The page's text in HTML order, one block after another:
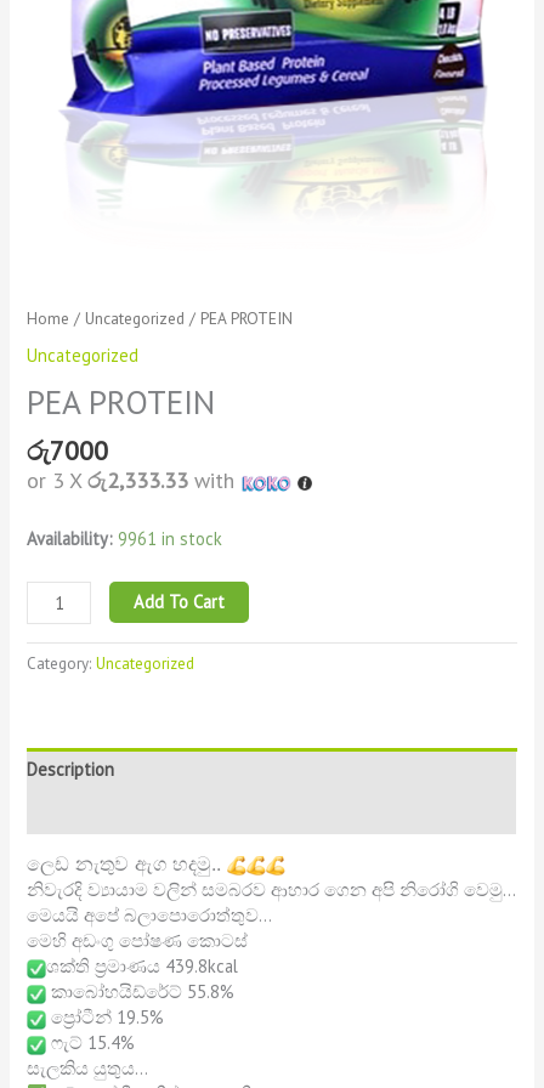
Home / Uncategorized / PEA PROTEIN
Uncategorized
PEA PROTEIN
රු7000
or 3 Xරු2,333.33 with
Availability: 9961 in stock
Add To Cart
Category:Uncategorized
Description
ලෙඩ නැතුව ඇග හදමු..
නිවැරදි ව්යායාම වලින් සමබරව ආහාර ගෙන අපි නිරෝගි වෙමු…
මෙයයි අපේ බලාපොරොත්තුව…
මෙහි අඩංගු පෝෂණ කොටස්
ශක්ති ප්රමාණය 439.8kcal
කාබෝහයිඩ්රේට් 55.8%
ප්රෝටීන් 19.5%
ෆැට් 15.4%
සැලකිය යුතුය…